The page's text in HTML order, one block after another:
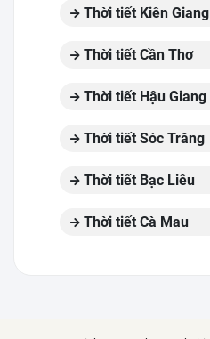
Thời tiết Kiên Giang
Thời tiết Cần Thơ
Thời tiết Hậu Giang
Thời tiết Sóc Trăng
Thời tiết Bạc Liêu
Thời tiết Cà Mau